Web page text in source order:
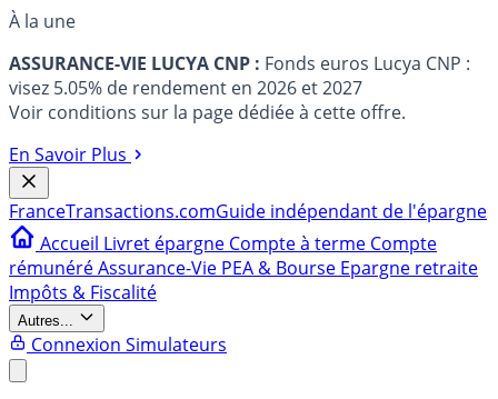
À la une
ASSURANCE-VIE LUCYA CNP : Fonds euros Lucya CNP :
visez 5.05% de rendement en 2026 et 2027
Voir conditions sur la page dédiée à cette offre.
En Savoir Plus
FranceTransactions.comGuide indépendant de l'épargne
Accueil Livret épargne Compte à terme Compte
rémunéréAssurance-Vie PEA & Bourse Epargne retraite
Impôts & Fiscalité
Autres...
Connexion Simulateurs